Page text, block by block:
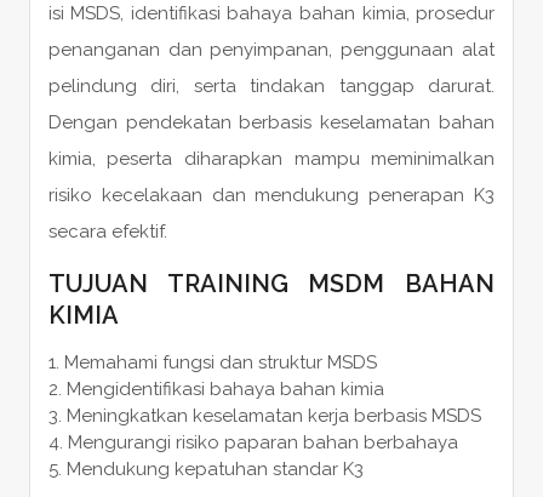
isi MSDS, identifikasi bahaya bahan kimia, prosedur
penanganan dan penyimpanan, penggunaan alat
pelindung diri, serta tindakan tanggap darurat.
Dengan pendekatan berbasis keselamatan bahan
kimia, peserta diharapkan mampu meminimalkan
risiko kecelakaan dan mendukung penerapan K3
secara efektif.
TUJUAN TRAINING MSDM BAHAN
KIMIA
Memahami fungsi dan struktur MSDS
Mengidentifikasi bahaya bahan kimia
Meningkatkan keselamatan kerja berbasis MSDS
Mengurangi risiko paparan bahan berbahaya
Mendukung kepatuhan standar K3